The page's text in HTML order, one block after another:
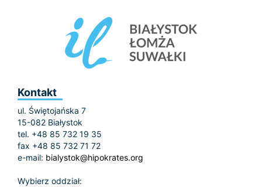
Kontakt
ul. Świętojańska 7
15-082 Białystok
tel. +48 85 732 19 35
fax +48 85 732 71 72
e-mail: bialystok@hipokrates.org
Wybierz oddział: